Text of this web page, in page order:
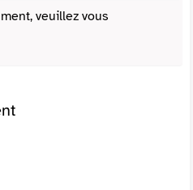
veuillez vous